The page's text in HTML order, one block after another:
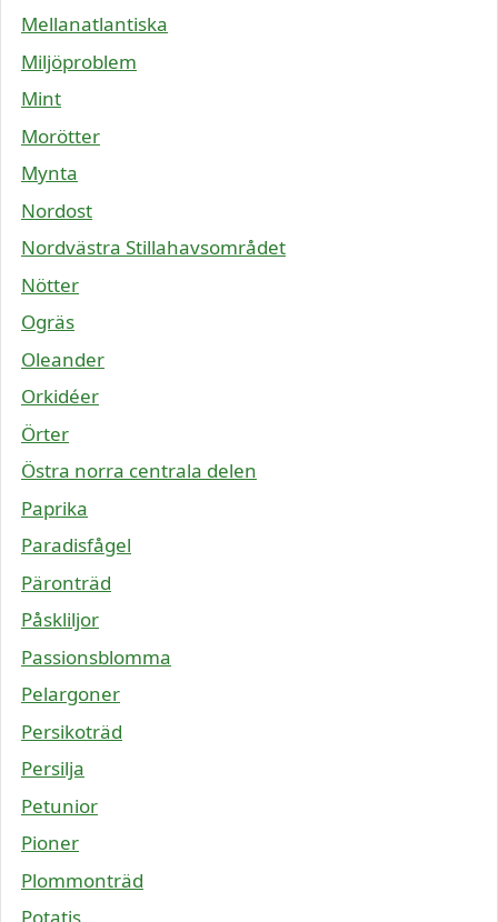
Mellanatlantiska
Miljöproblem
Mint
Morötter
Mynta
Nordost
Nordvästra Stillahavsområdet
Nötter
Ogräs
Oleander
Orkidéer
Örter
Östra norra centrala delen
Paprika
Paradisfågel
Päronträd
Påskliljor
Passionsblomma
Pelargoner
Persikoträd
Persilja
Petunior
Pioner
Plommonträd